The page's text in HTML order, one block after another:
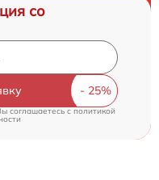
со
соглашаетесь cполитикой